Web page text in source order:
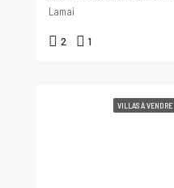
Lamai
2 1
VILLAS À